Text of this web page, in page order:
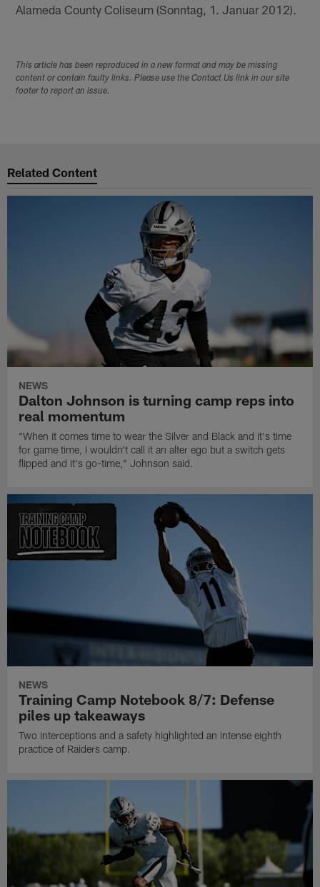
Alameda County Coliseum (Sonntag, 1. Januar 2012).
This article has been reproduced in a new format and may be missing
content or contain faulty links. Please use the Contact Us link in our site
footer to report an issue.
Related Content
NEWS
Dalton Johnson is turning camp reps into
real momentum
"When it comes time to wear the Silver and Black and it's time
for game time, I wouldn't call it an alter ego but a switch gets
flipped and it's go-time," Johnson said.
NEWS
Training Camp Notebook 8/7: Defense
piles up takeaways
Two interceptions and a safety highlighted an intense eighth
practice of Raiders camp.